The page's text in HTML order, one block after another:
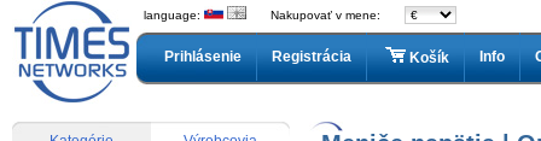
language: Nakupovať v mene:
Prihlásenie Registrácia Košík Info